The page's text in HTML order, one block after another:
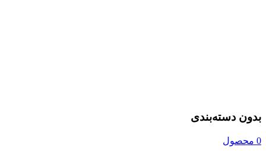
بدون دسته‌بندی
0 محصول